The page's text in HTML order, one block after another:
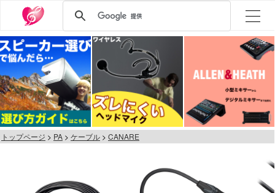
トップページ PA ケーブル CANARE